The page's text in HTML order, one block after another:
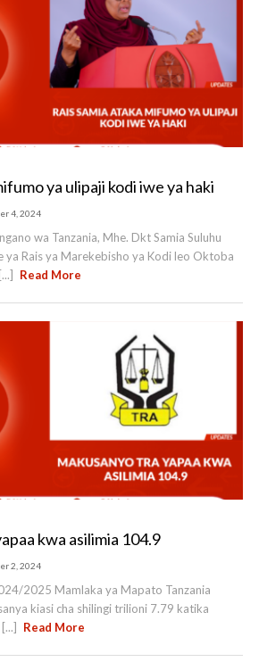
ya ulipaji kodi iwe ya haki
4, 2024
wa Tanzania, Mhe. Dkt Samia Suluhu
ya Rais ya Marekebisho ya Kodi leo Oktoba
Read More
kwa asilimia 104.9
2, 2024
2025 Mamlaka ya Mapato Tanzania
kiasi cha shilingi trilioni 7.79 katika
Read More